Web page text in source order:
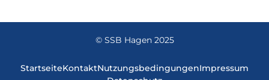
© SSB Hagen 2025
StartseiteKontaktNutzungsbedingungenImpressum